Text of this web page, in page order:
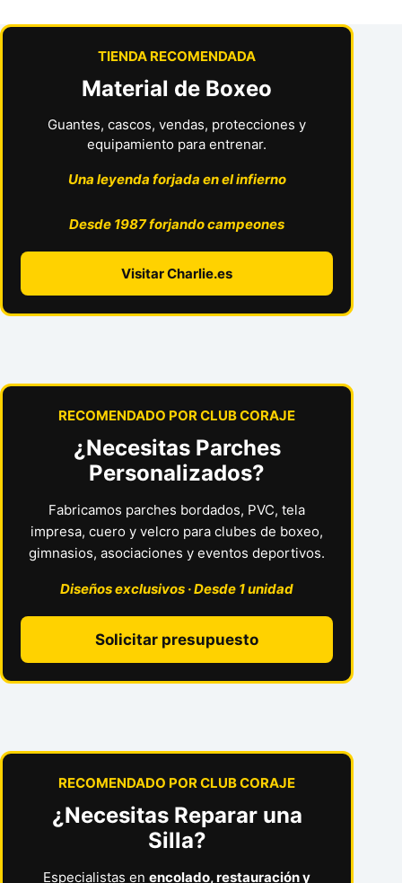
TIENDA RECOMENDADA
Material de Boxeo
Guantes, cascos, vendas, protecciones y
equipamiento para entrenar.
Una leyenda forjada en el infierno
Desde 1987 forjando campeones
Visitar Charlie.es
RECOMENDADO POR CLUB CORAJE
¿Necesitas Parches
Personalizados?
Fabricamos parches bordados, PVC, tela
impresa, cuero y velcro para clubes de boxeo,
gimnasios, asociaciones y eventos deportivos.
Diseños exclusivos · Desde 1 unidad
Solicitar presupuesto
RECOMENDADO POR CLUB CORAJE
¿Necesitas Reparar una
Silla?
Especialistas enencolado, restauración y